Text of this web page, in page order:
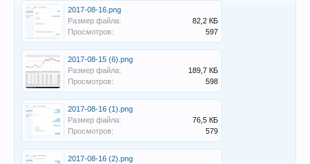
2017-08-16.png
Размер файла:
82,2 КБ
Просмотров:
597
2017-08-15 (6).png
Размер файла:
189,7 КБ
Просмотров:
598
2017-08-16 (1).png
Размер файла:
76,5 КБ
Просмотров:
579
2017-08-16 (2).png